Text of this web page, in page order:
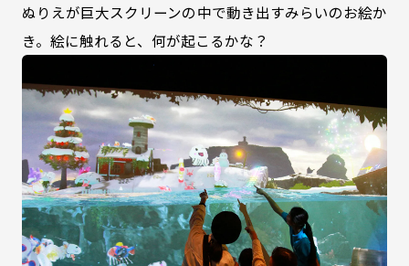
ぬりえが巨大スクリーンの中で動き出すみらいのお絵か
き。絵に触れると、何が起こるかな？